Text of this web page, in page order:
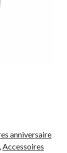
anniversaire
,Accessoires